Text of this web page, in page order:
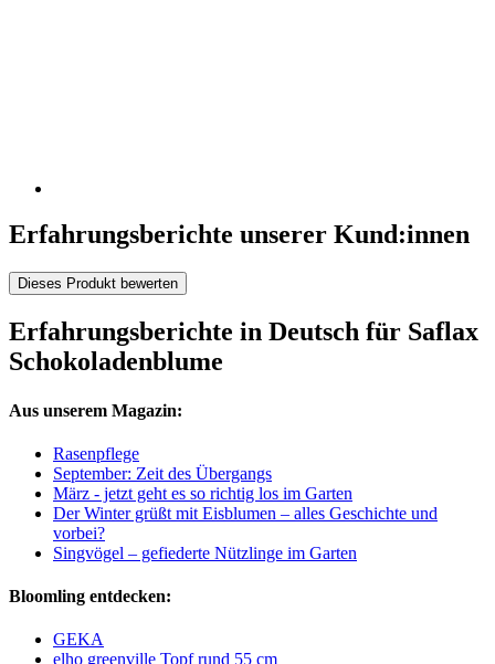
Erfahrungsberichte unserer Kund:innen
Dieses Produkt bewerten
Erfahrungsberichte in Deutsch für Saflax
Schokoladenblume
Aus unserem Magazin:
Rasenpflege
September: Zeit des Übergangs
März - jetzt geht es so richtig los im Garten
Der Winter grüßt mit Eisblumen – alles Geschichte und
vorbei?
Singvögel – gefiederte Nützlinge im Garten
Bloomling entdecken:
GEKA
elho greenville Topf rund 55 cm